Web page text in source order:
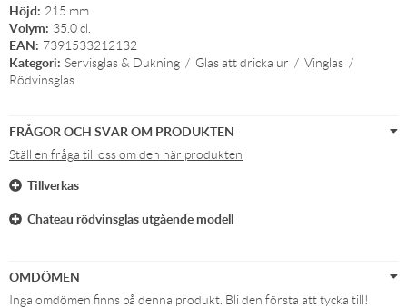
Höjd: 215 mm
Volym: 35.0 cl.
EAN: 7391533212132
Kategori: Servisglas & Dukning / Glas att dricka ur / Vinglas /
Rödvinsglas
FRÅGOR OCH SVAR OM PRODUKTEN
Ställ en fråga till oss om den här produkten
Tillverkas
Chateau rödvinsglas utgående modell
OMDÖMEN
Inga omdömen finns på denna produkt. Bli den första att tycka till!